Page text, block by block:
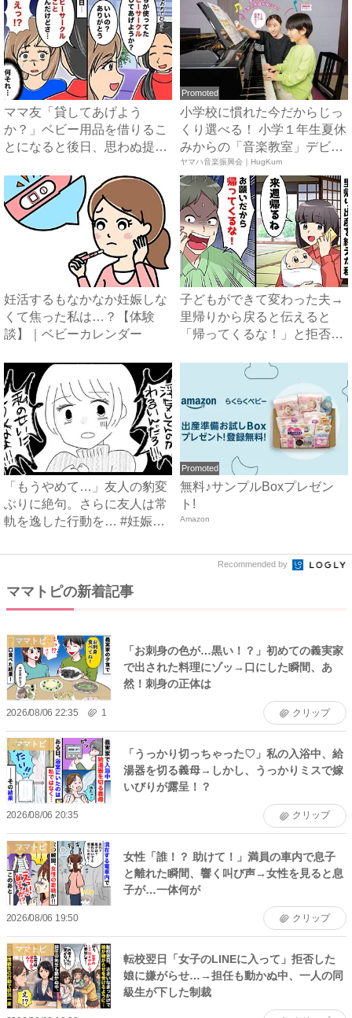
ママ友「貸してあげよう
か？」ベビー用品を借りるこ
とになると後日、思わぬ提案
Promoted
小学校に慣れた今だからじっ
くり選べる！ 小学１年生夏休
みからの「音楽教室」デビ
ュ...
ヤマハ音楽振興会｜HugKum
妊活するもなかなか妊娠しな
くて焦った私は…？【体験
談】｜ベビーカレンダー
子どもができて変わった夫→
里帰りから戻ると伝えると
「帰ってくるな！」と拒否！
「もうやめて…」友人の豹変
ぶりに絶句。さらに友人は常
軌を逸した行動を… #妊娠
Promoted
無料♪サンプルBoxプレゼン
ト!
Amazon
Recommended by
ママトピの新着記事
ママトピ
「お刺身の色が…黒い！？」初めての義実家
で出された料理にゾッ→口にした瞬間、あ
然！刺身の正体は
2026/08/06 22:35 1 クリップ
ママトピ
「うっかり切っちゃった♡」私の入浴中、給
湯器を切る義母→しかし、うっかりミスで嫁
いびりが露呈！？
2026/08/06 20:35 クリップ
ママトピ
女性「誰！？ 助けて！」満員の車内で息子
と離れた瞬間、響く叫び声→女性を見ると息
子が…一体何が
2026/08/06 19:50 クリップ
ママトピ
転校翌日「女子のLINEに入って」拒否した
娘に嫌がらせ…→担任も動かぬ中、一人の同
級生が下した制裁